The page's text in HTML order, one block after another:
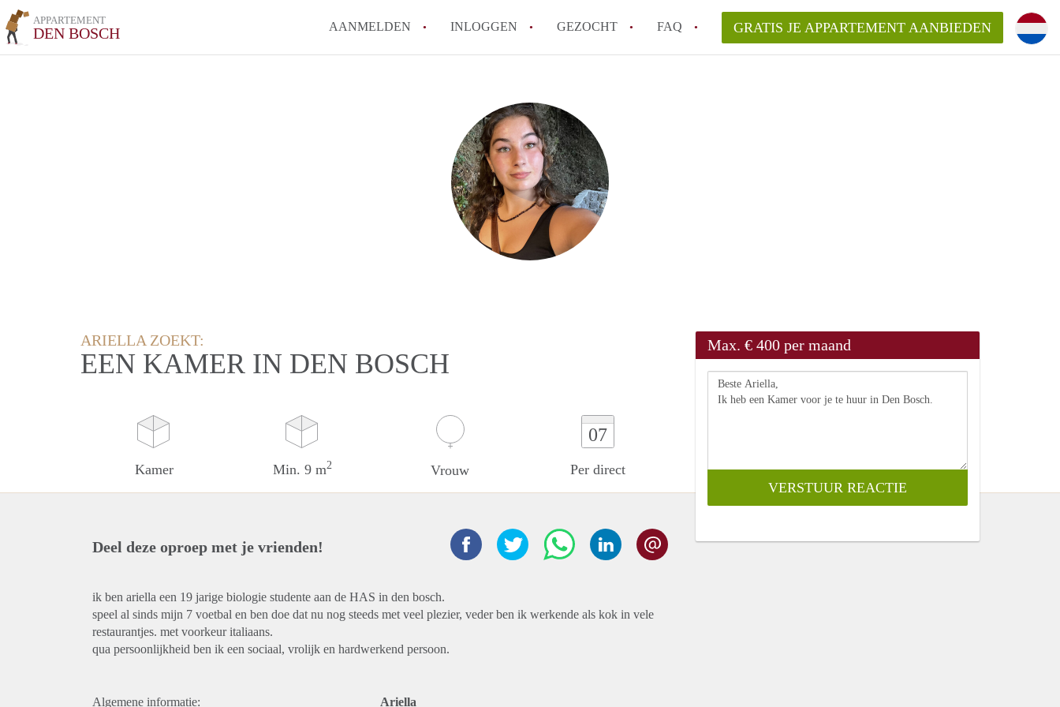
APPARTEMENT
DEN BOSCH AANMELDEN INLOGGEN GEZOCHT FAQ
How to translate AppartementDenBosch!
Wat is AppartementDenBosch?
Hoeveel kost het om te reageren op een Appartement in Den Bosch?
Wat is de privacyverklaring van AppartementDenBosch?
Berekent AppartementDenBosch
makelaarsvergoeding/bemiddelingsvergoeding?
Alle veelgestelde vragen
GRATIS JE APPARTEMENT AANBIEDEN
ARIELLA ZOEKT:
EEN KAMER IN DEN BOSCH
Kamer Min. 9 m2 Vrouw
07
Per direct
Max. € 400 per maand
Deel deze oproep met je vrienden!
ik ben ariella een 19 jarige biologie studente aan de HAS in den bosch.
speel al sinds mijn 7 voetbal en ben doe dat nu nog steeds met veel plezier, veder ben ik werkende als kok in vele
restaurantjes. met voorkeur italiaans.
qua persoonlijkheid ben ik een sociaal, vrolijk en hardwerkend persoon.
Algemene informatie: Ariella